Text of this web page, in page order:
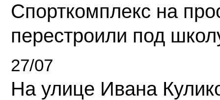
Спорткомплекс на
перестроили под
27/07
На улице Ивана